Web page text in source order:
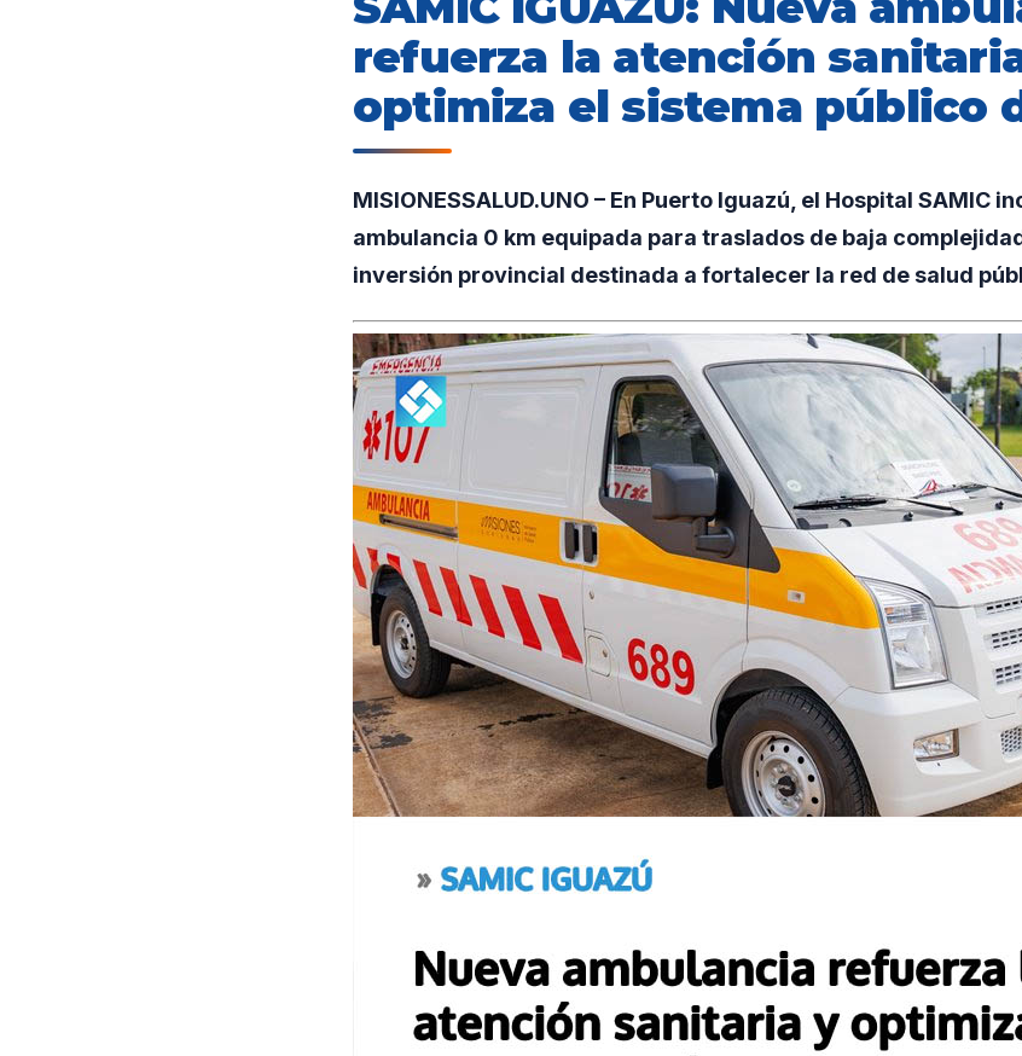
refuerza la atención
optimiza el sistema público
MISIONESSALUD.UNO – En Puerto Iguazú, el Hospital SAMIC
ambulancia 0 km equipada para traslados de baja
inversión provincial destinada a fortalecer la red de salud